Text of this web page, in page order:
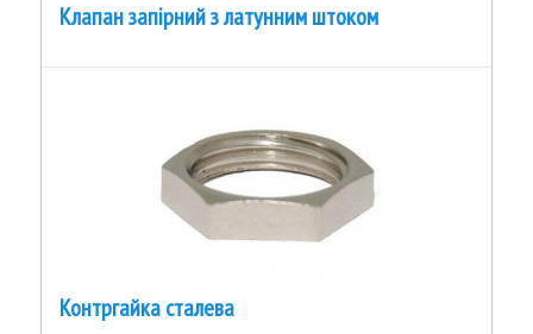
Клапан запірний з латунним штоком
Контргайка сталева